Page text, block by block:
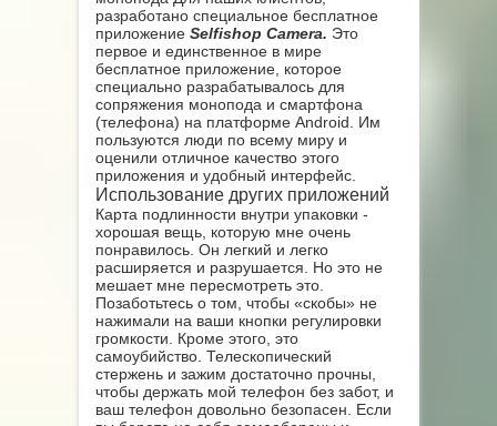
разработано специальное бесплатное
приложение Selfishop Camera. Это
первое и единственное в мире
бесплатное приложение, которое
специально разрабатывалось для
сопряжения монопода и смартфона
(телефона) на платформе Android. Им
пользуются люди по всему миру и
оценили отличное качество этого
приложения и удобный интерфейс.
Использование других приложений
Карта подлинности внутри упаковки -
хорошая вещь, которую мне очень
понравилось. Он легкий и легко
расширяется и разрушается. Но это не
мешает мне пересмотреть это.
Позаботьтесь о том, чтобы «скобы» не
нажимали на ваши кнопки регулировки
громкости. Кроме этого, это
самоубийство. Телескопический
стержень и зажим достаточно прочны,
чтобы держать мой телефон без забот, и
ваш телефон довольно безопасен. Если